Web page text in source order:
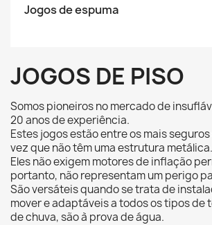
Jogos de espuma
JOGOS DE PISO
Somos pioneiros no mercado de
20 anos de experiência.
Estes jogos estão entre os mais
vez que não têm uma estrutura metálica.
Eles não exigem motores de inflação
portanto, não representam um perigo
São versáteis quando se trata de
mover e adaptáveis a todos os tipos de
de chuva, são à prova de água.